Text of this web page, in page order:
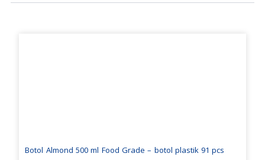
Botol Almond 500 ml Food Grade – botol plastik 91 pcs